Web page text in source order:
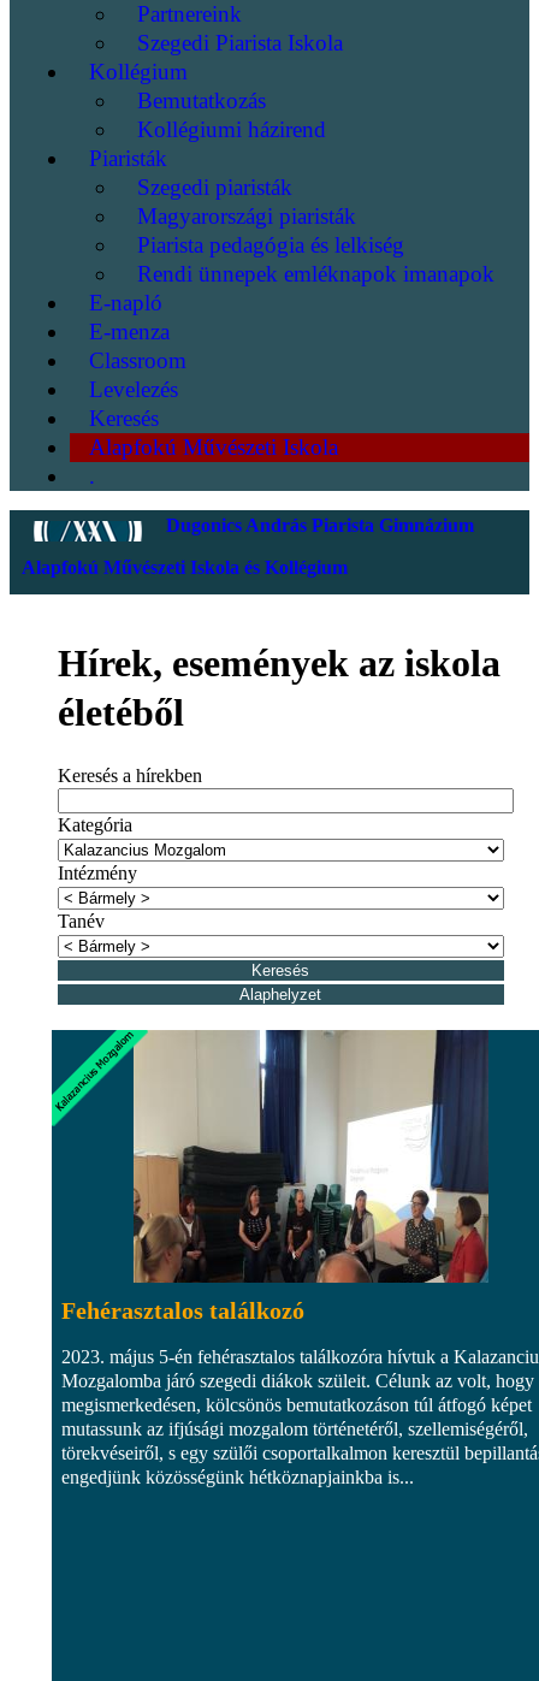
Partnereink
Szegedi Piarista Iskola
Kollégium
Bemutatkozás
Kollégiumi házirend
Piaristák
Szegedi piaristák
Magyarországi piaristák
Piarista pedagógia és lelkiség
Rendi ünnepek emléknapok imanapok
E-napló
E-menza
Classroom
Levelezés
Keresés
Alapfokú Művészeti Iskola
.
Dugonics András Piarista Gimnázium
Alapfokú Művészeti Iskola és Kollégium
Hírek, események az iskola
életéből
Keresés a hírekben
Kategória
Intézmény
Tanév
Fehérasztalos találkozó
2023. május 5-én fehérasztalos találkozóra hívtuk a
Mozgalomba járó szegedi diákok szüleit. Célunk az volt, hogy
megismerkedésen, kölcsönös bemutatkozáson túl átfogó képet
mutassunk az ifjúsági mozgalom történetéről, szellemiségéről,
törekvéseiről, s egy szülői csoportalkalmon keresztül
engedjünk közösségünk hétköznapjainkba is...